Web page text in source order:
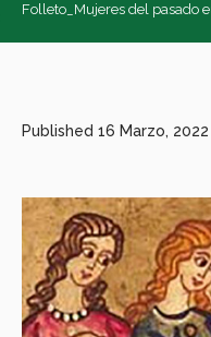
Folleto_Mujeres del pasado
Published 16 Marzo, 2022